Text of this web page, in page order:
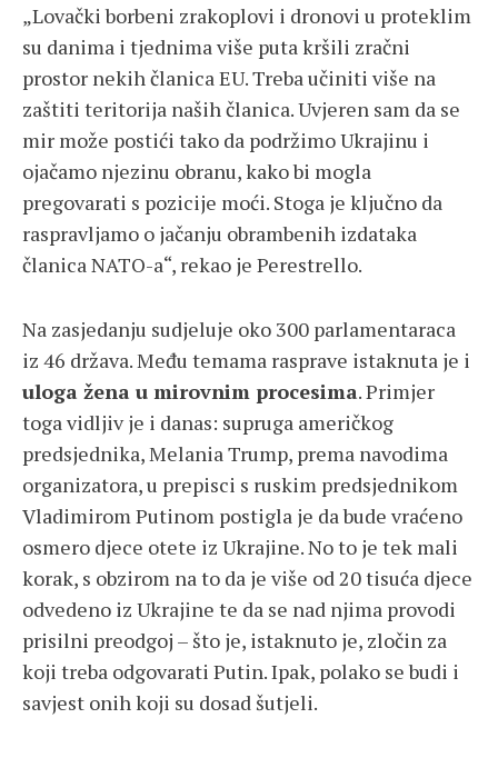
„Lovački borbeni zrakoplovi i dronovi u proteklim
su danima i tjednima više puta kršili zračni
prostor nekih članica EU. Treba učiniti više na
zaštiti teritorija naših članica. Uvjeren sam da se
mir može postići tako da podržimo Ukrajinu i
ojačamo njezinu obranu, kako bi mogla
pregovarati s pozicije moći. Stoga je ključno da
raspravljamo o jačanju obrambenih izdataka
članica NATO-a“, rekao je Perestrello.
Na zasjedanju sudjeluje oko 300 parlamentaraca
iz 46 država. Među temama rasprave istaknuta je i
uloga žena u mirovnim procesima. Primjer
toga vidljiv je i danas: supruga američkog
predsjednika, Melania Trump, prema navodima
organizatora, u prepisci s ruskim predsjednikom
Vladimirom Putinom postigla je da bude vraćeno
osmero djece otete iz Ukrajine. No to je tek mali
korak, s obzirom na to da je više od 20 tisuća djece
odvedeno iz Ukrajine te da se nad njima provodi
prisilni preodgoj – što je, istaknuto je, zločin za
koji treba odgovarati Putin. Ipak, polako se budi i
savjest onih koji su dosad šutjeli.